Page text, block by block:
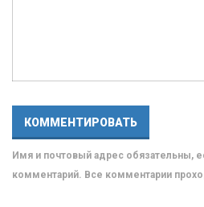
Имя и почтовый адрес обязательны,
комментарий. Все комментарии